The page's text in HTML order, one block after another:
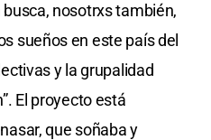
nosotrxs también,
sueños en este país del
y la grupalidad
El proyecto está
que soñaba y